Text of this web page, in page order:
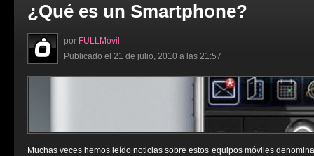
¿Qué es un Smartphone?
por FULLMóvil
Publicado el 21 de julio, 2010 a las 21:57
Muchas veces hemos leído noticias sobre estos equipos móviles